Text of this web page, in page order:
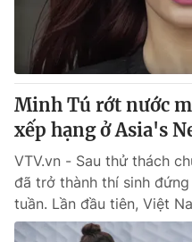
Minh Tú rớt nước
xếp hạng ở Asia's
VTV.vn - Sau thử thách
đã trở thành thí sinh
tuần. Lần đầu tiên, Việt